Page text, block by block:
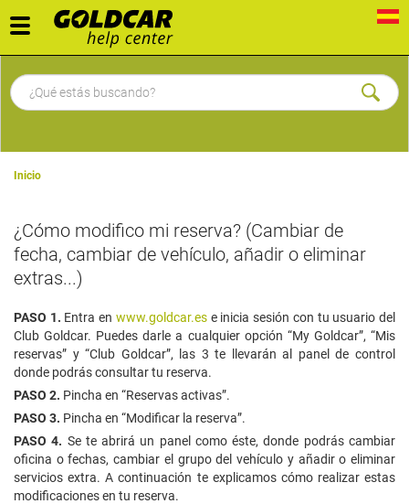
Toggle
navigation
Inicio
¿Cómo modifico mi reserva? (Cambiar de
fecha, cambiar de vehículo, añadir o eliminar
extras...)
PASO 1. Entra en www.goldcar.ese inicia sesión con tu usuario del
Club Goldcar. Puedes darle a cualquier opción “My Goldcar”, “Mis
reservas” y “Club Goldcar”, las 3 te llevarán al panel de control
donde podrás consultar tu reserva.
PASO 2. Pincha en “Reservas activas”.
PASO 3. Pincha en “Modificar la reserva”.
PASO 4. Se te abrirá un panel como éste, donde podrás cambiar
oficina o fechas, cambiar el grupo del vehículo y añadir o eliminar
servicios extra. A continuación te explicamos cómo realizar estas
modificaciones en tu reserva.